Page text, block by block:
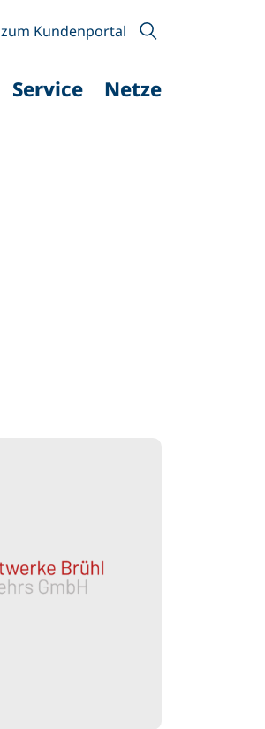
zum Kundenportal
Service Netze